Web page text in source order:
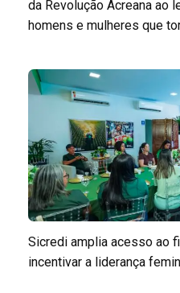
da Revolução Acreana ao
homens e mulheres que
Sicredi amplia acesso ao
incentivar a liderança